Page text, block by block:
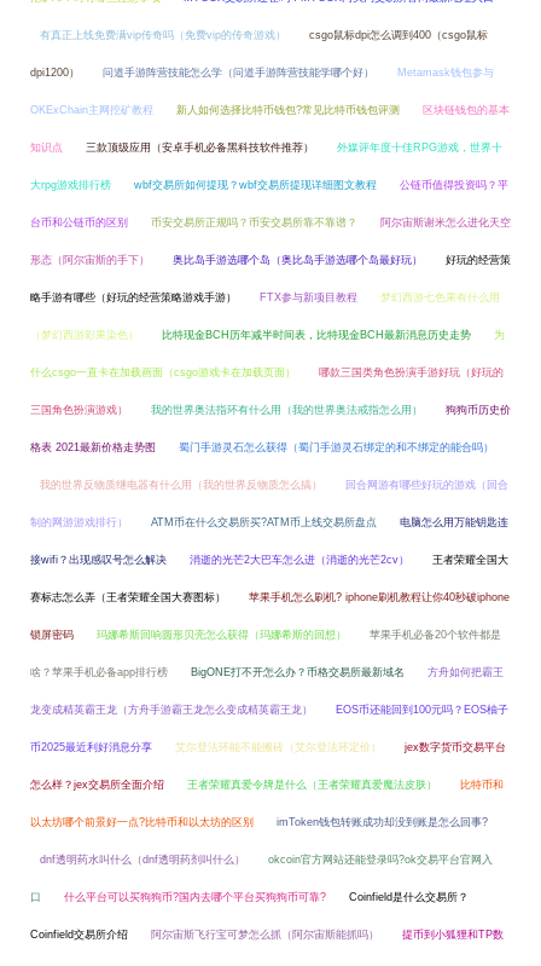
有真正上线免费满vip传奇吗（免费vip的传奇游戏） csgo鼠标dpi怎么调到400（csgo鼠标
dpi1200） 问道手游阵营技能怎么学（问道手游阵营技能学哪个好） Metamask钱包参与
OKExChain主网挖矿教程 新人如何选择比特币钱包?常见比特币钱包评测 区块链钱包的基本
知识点 三款顶级应用（安卓手机必备黑科技软件推荐） 外媒评年度十佳RPG游戏，世界十
大rpg游戏排行榜 wbf交易所如何提现？wbf交易所提现详细图文教程 公链币值得投资吗？平
台币和公链币的区别 币安交易所正规吗？币安交易所靠不靠谱？ 阿尔宙斯谢米怎么进化天空
形态（阿尔宙斯的手下） 奥比岛手游选哪个岛（奥比岛手游选哪个岛最好玩） 好玩的经营策
略手游有哪些（好玩的经营策略游戏手游） FTX参与新项目教程 梦幻西游七色果有什么用
（梦幻西游彩果染色） 比特现金BCH历年减半时间表，比特现金BCH最新消息历史走势 为
什么csgo一直卡在加载画面（csgo游戏卡在加载页面） 哪款三国类角色扮演手游好玩（好玩的
三国角色扮演游戏） 我的世界奥法指环有什么用（我的世界奥法戒指怎么用） 狗狗币历史价
格表 2021最新价格走势图 蜀门手游灵石怎么获得（蜀门手游灵石绑定的和不绑定的能合吗）
我的世界反物质继电器有什么用（我的世界反物质怎么搞） 回合网游有哪些好玩的游戏（回合
制的网游游戏排行） ATM币在什么交易所买?ATM币上线交易所盘点 电脑怎么用万能钥匙连
接wifi？出现感叹号怎么解决 消逝的光芒2大巴车怎么进（消逝的光芒2cv） 王者荣耀全国大
赛标志怎么弄（王者荣耀全国大赛图标） 苹果手机怎么刷机? iphone刷机教程让你40秒破iphone
锁屏密码 玛娜希斯回响圆形贝壳怎么获得（玛娜希斯的回想） 苹果手机必备20个软件都是
啥？苹果手机必备app排行榜 BigONE打不开怎么办？币格交易所最新域名 方舟如何把霸王
龙变成精英霸王龙（方舟手游霸王龙怎么变成精英霸王龙） EOS币还能回到100元吗？EOS柚子
币2025最近利好消息分享 艾尔登法环能不能搬砖（艾尔登法环定价） jex数字货币交易平台
怎么样？jex交易所全面介绍 王者荣耀真爱令牌是什么（王者荣耀真爱魔法皮肤） 比特币和
以太坊哪个前景好一点?比特币和以太坊的区别 imToken钱包转账成功却没到账是怎么回事?
dnf透明药水叫什么（dnf透明药剂叫什么） okcoin官方网站还能登录吗?ok交易平台官网入
口 什么平台可以买狗狗币?国内去哪个平台买狗狗币可靠? Coinfield是什么交易所？
Coinfield交易所介绍 阿尔宙斯飞行宝可梦怎么抓（阿尔宙斯能抓吗） 提币到小狐狸和TP数